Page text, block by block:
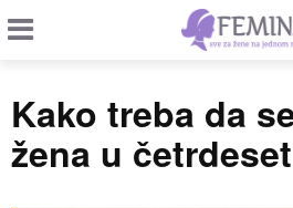
Kako treba da
žena u